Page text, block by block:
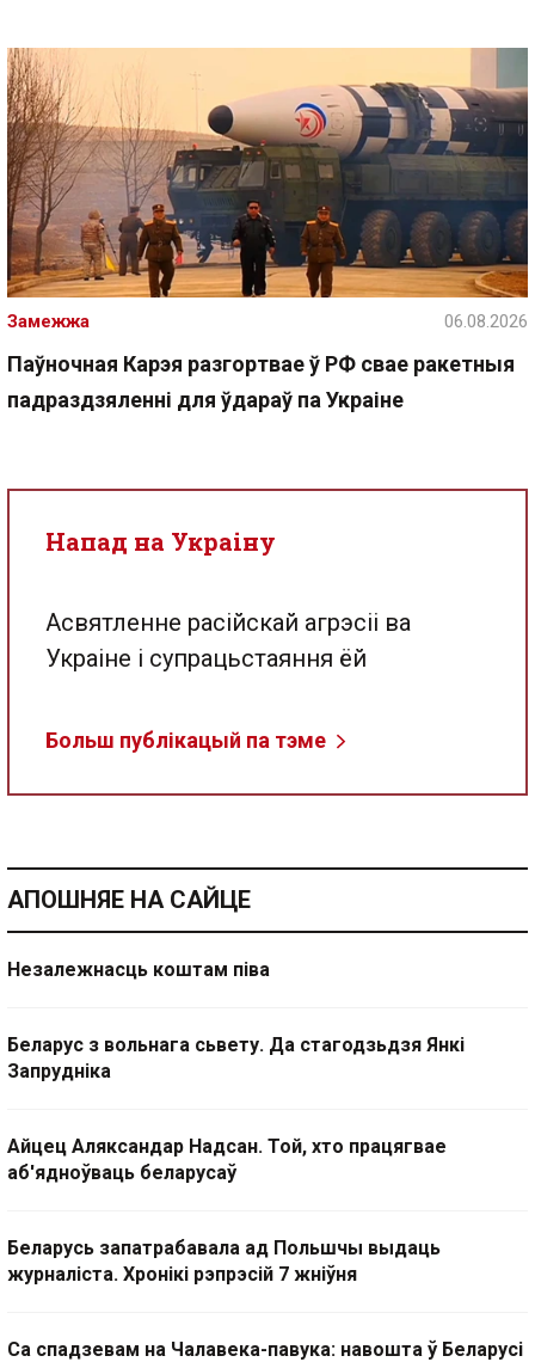
Паўночная Карэя разгортвае ў РФ свае ракетныя
падраздзяленні для ўдараў па Украіне
Замежжа 06.08.2026
Напад на Украіну
Асвятленне расійскай агрэсіі ва
Украіне і супрацьстаяння ёй
Больш публікацый па тэме
АПОШНЯЕ НА САЙЦЕ
Незалежнасць коштам піва
Беларус з вольнага сьвету. Да стагодзьдзя Янкі
Запрудніка
Айцец Аляксандар Надсан. Той, хто працягвае
аб'ядноўваць беларусаў
Беларусь запатрабавала ад Польшчы выдаць
журналіста. Хронікі рэпрэсій 7 жніўня
Са спадзевам на Чалавека-павука: навошта ў Беларусі